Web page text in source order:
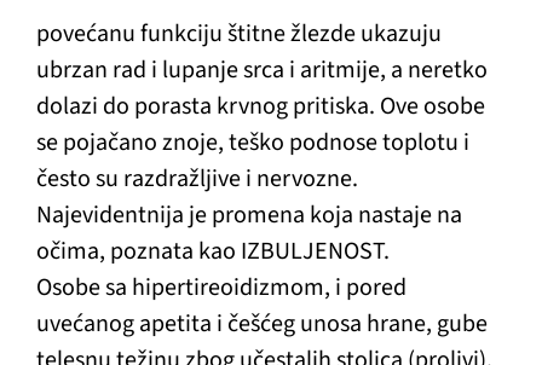
povećanu funkciju štitne žlezde ukazuju
ubrzan rad i lupanje srca i aritmije, a neretko
dolazi do porasta krvnog pritiska. Ove osobe
se pojačano znoje, teško podnose toplotu i
često su razdražljive i nervozne.
Najevidentnija je promena koja nastaje na
očima, poznata kao IZBULJENOST.
Osobe sa hipertireoidizmom, i pored
uvećanog apetita i češćeg unosa hrane, gube